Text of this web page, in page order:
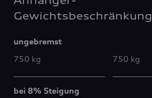
Gewichtsbeschränkung
ungebremst
750 kg
750 kg
bei 8% Steigung